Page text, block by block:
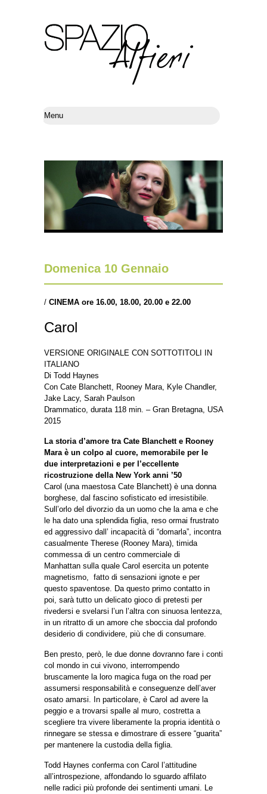
Domenica 10 Gennaio
/ CINEMA ore 16.00, 18.00, 20.00 e 22.00
Carol
VERSIONE ORIGINALE CON SOTTOTITOLI IN
ITALIANO
Di Todd Haynes
Con Cate Blanchett, Rooney Mara, Kyle Chandler,
Jake Lacy, Sarah Paulson
Drammatico, durata 118 min. – Gran Bretagna, USA
2015
La storia d’amore tra Cate Blanchett e Rooney
Mara è un colpo al cuore, memorabile per le
due interpretazioni e per l’eccellente
ricostruzione della New York anni ’50
Carol (una maestosa Cate Blanchett) è una donna
borghese, dal fascino sofisticato ed irresistibile.
Sull’orlo del divorzio da un uomo che la ama e che
le ha dato una splendida figlia, reso ormai frustrato
ed aggressivo dall’ incapacità di “domarla”, incontra
casualmente Therese (Rooney Mara), timida
commessa di un centro commerciale di
Manhattan sulla quale Carol esercita un potente
magnetismo, fatto di sensazioni ignote e per
questo spaventose. Da questo primo contatto in
poi, sarà tutto un delicato gioco di pretesti per
rivedersi e svelarsi l’un l’altra con sinuosa lentezza,
in un ritratto di un amore che sboccia dal profondo
desiderio di condividere, più che di consumare.
Ben presto, però, le due donne dovranno fare i conti
col mondo in cui vivono, interrompendo
bruscamente la loro magica fuga on the road per
assumersi responsabilità e conseguenze dell’aver
osato amarsi. In particolare, è Carol ad avere la
peggio e a trovarsi spalle al muro, costretta a
scegliere tra vivere liberamente la propria identità o
rinnegare se stessa e dimostrare di essere “guarita”
per mantenere la custodia della figlia.
Todd Haynes conferma con Carol l’attitudine
all’introspezione, affondando lo sguardo affilato
nelle radici più profonde dei sentimenti umani. Le